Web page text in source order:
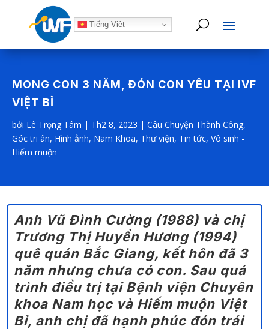
Tiếng Việt
MONG CON 3 NĂM, ĐÓN CON YÊU TẠI IVF
VIỆT BỈ
bởi Lê Trọng Tâm | Th2 8, 2023 | Câu Chuyện Thành Công,
Góc tri ân, Hình ảnh, Nam Khoa, Thư viện, Tin tức, Vô sinh -
Hiếm muộn
Anh Vũ Đình Cường (1988) và chị
Trương Thị Huyền Hương (1994)
quê quán Bắc Giang, kết hôn đã 3
năm nhưng chưa có con. Sau quá
trình điều trị tại Bệnh viện Chuyên
khoa Nam học và Hiếm muộn Việt
Bỉ, anh chị đã hạnh phúc đón trái